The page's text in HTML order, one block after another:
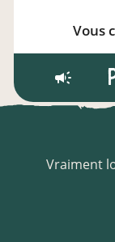
Vous
Vraiment